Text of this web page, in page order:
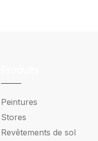
Peintures
Stores
Revêtements de sol